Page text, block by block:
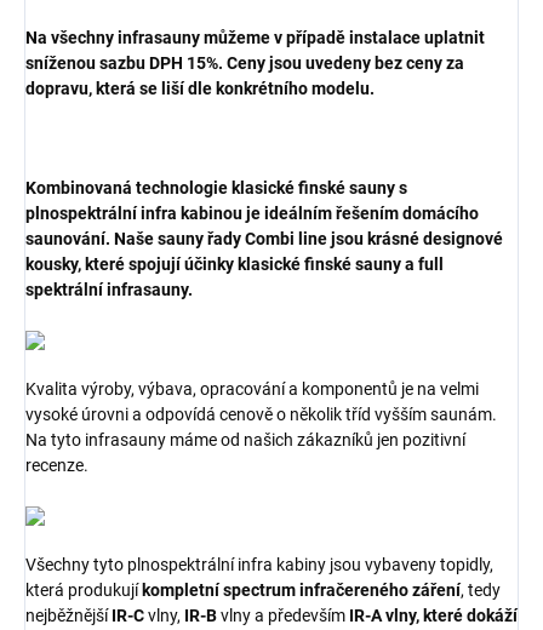
Na všechny infrasauny můžeme v případě instalace uplatnit
sníženou sazbu DPH 15%. Ceny jsou uvedeny bez ceny za
dopravu, která se liší dle konkrétního modelu.
Kombinovaná technologie klasické finské sauny s
plnospektrální infra kabinou je ideálním řešením domácího
saunování. Naše sauny řady Combi line jsou krásné designové
kousky, které spojují účinky klasické finské sauny a full
spektrální infrasauny.
Kvalita výroby, výbava, opracování a komponentů je na velmi
vysoké úrovni a odpovídá cenově o několik tříd vyšším saunám.
Na tyto infrasauny máme od našich zákazníků jen pozitivní
recenze.
Všechny tyto plnospektrální infra kabiny jsou vybaveny topidly,
která produkují kompletní spectrum infračereného záření, tedy
nejběžnějšíIR-Cvlny, IR-Bvlny a především IR-A vlny, které dokáží